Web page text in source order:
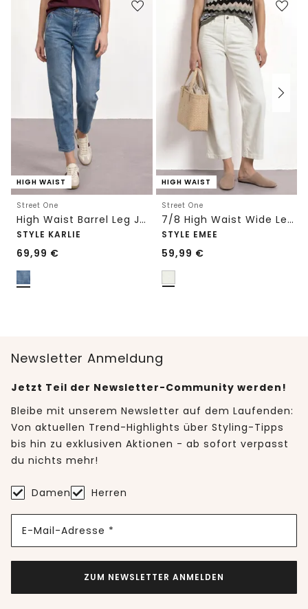
HIGH WAIST
Street One
High Waist Barrel Leg Jeans im Loose Fit
STYLE KARLIE
69,99 €
HIGH WAIST
Street One
7/8 High Waist Wide Leg Jeans im Loose Fit
STYLE EMEE
59,99 €
Newsletter Anmeldung
Jetzt Teil der Newsletter-Community werden!
Bleibe mit unserem Newsletter auf dem Laufenden:
Von aktuellen Trend-Highlights über Styling-Tipps
bis hin zu exklusiven Aktionen - ab sofort verpasst
du nichts mehr!
Damen Herren
E-Mail-Adresse *
ZUM NEWSLETTER ANMELDEN